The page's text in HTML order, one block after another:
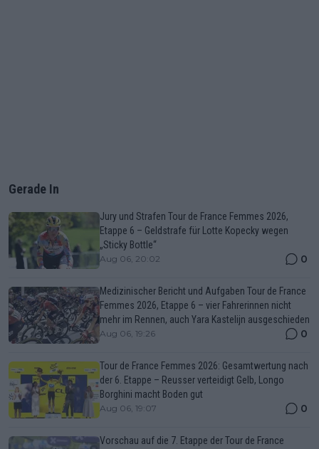
Gerade In
Jury und Strafen Tour de France Femmes 2026,
Etappe 6 – Geldstrafe für Lotte Kopecky wegen
„Sticky Bottle“
Aug 06, 20:02 0
Medizinischer Bericht und Aufgaben Tour de France
Femmes 2026, Etappe 6 – vier Fahrerinnen nicht
mehr im Rennen, auch Yara Kastelijn ausgeschieden
Aug 06, 19:26 0
Tour de France Femmes 2026: Gesamtwertung nach
der 6. Etappe – Reusser verteidigt Gelb, Longo
Borghini macht Boden gut
Aug 06, 19:07 0
Vorschau auf die 7. Etappe der Tour de France